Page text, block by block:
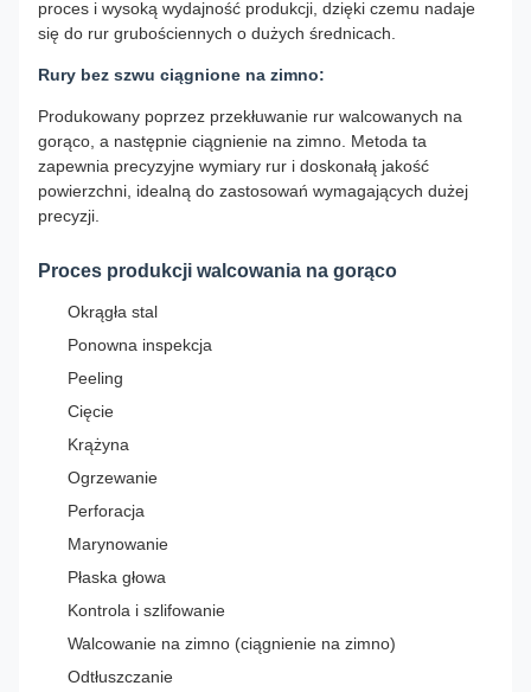
proces i wysoką wydajność produkcji, dzięki czemu nadaje
się do rur grubościennych o dużych średnicach.
Rury bez szwu ciągnione na zimno:
Produkowany poprzez przekłuwanie rur walcowanych na
gorąco, a następnie ciągnienie na zimno. Metoda ta
zapewnia precyzyjne wymiary rur i doskonałą jakość
powierzchni, idealną do zastosowań wymagających dużej
precyzji.
Proces produkcji walcowania na gorąco
Okrągła stal
Ponowna inspekcja
Peeling
Cięcie
Krążyna
Ogrzewanie
Perforacja
Marynowanie
Płaska głowa
Kontrola i szlifowanie
Walcowanie na zimno (ciągnienie na zimno)
Odtłuszczanie